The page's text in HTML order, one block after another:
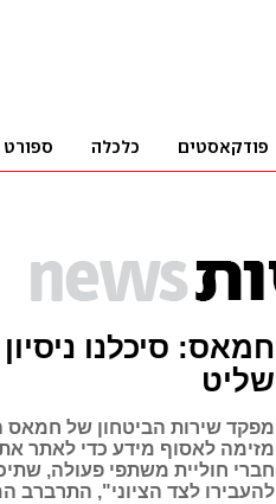
חמאס: סיכלנו
שליט
מפקד שירות הביטחון של חמאס
מזימה לאסוף מידע כדי לאתר
חברי חוליית משתפי פעולה,
להעבירו לצד הציוני", התרברב